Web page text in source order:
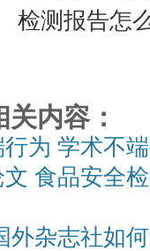
内容：
为 学术不
食品安全
外杂志社如